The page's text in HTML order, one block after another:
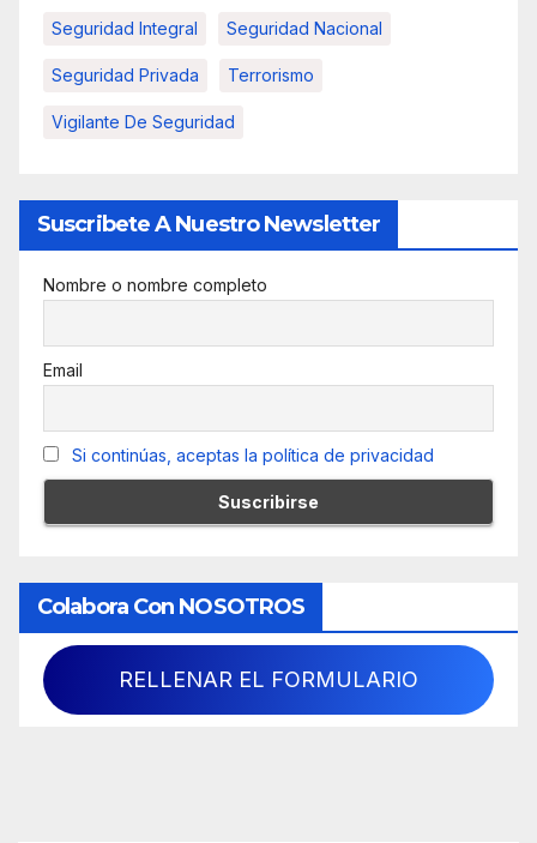
Seguridad Integral Seguridad Nacional
Seguridad Privada Terrorismo
Vigilante De Seguridad
Suscribete A Nuestro Newsletter
Nombre o nombre completo
Email
Si continúas, aceptas la política de privacidad
Colabora Con NOSOTROS
RELLENAR EL FORMULARIO